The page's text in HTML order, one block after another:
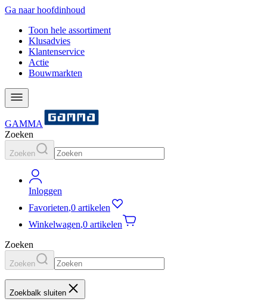
Ga naar hoofdinhoud
Toon hele assortiment
Klusadvies
Klantenservice
Actie
Bouwmarkten
GAMMA
Zoeken
Zoeken
Inloggen
Favorieten,0 artikelen
Winkelwagen,0 artikelen
Zoeken
Zoeken
Zoekbalk sluiten